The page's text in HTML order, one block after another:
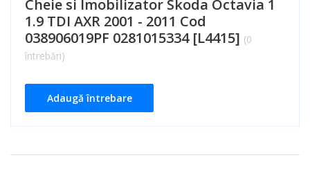
Cheie si Imobilizator Skoda Octavia 1
1.9 TDI AXR 2001 - 2011 Cod
038906019PF 0281015334 [L4415] (0
întrebări)
Adaugă întrebare